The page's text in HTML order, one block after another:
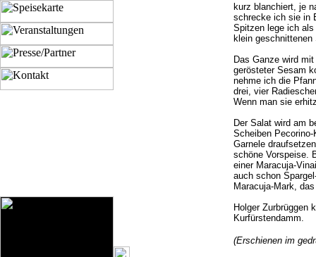
kurz blanchiert, je
schrecke ich sie in
Spitzen lege ich
klein
Das Ganze wird
gerösteter Sesam
nehme ich die
drei, vier
Wenn man sie
Der Salat wird am
Scheiben
Garnele
schöne Vorspeise.
einer Maracuja-
auch schon
Maracuja-Mark,
Holger Zurbrüggen
Kurfürstendamm.
(Erschienen im